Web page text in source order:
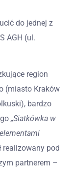
do jednej z
AGH (ul.
region
(miasto Kraków
bardzo
„Siatkówka w
realizowany pod
partnerem –